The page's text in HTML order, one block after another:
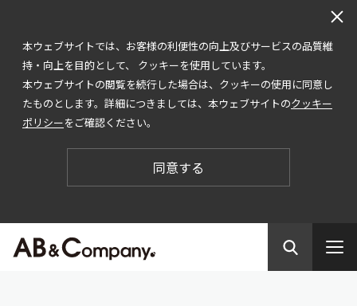
本ウェブサイトでは、お客様の利便性の向上及びサービスの品質維
持・向上を目的として、 クッキーを使用しています。
本ウェブサイトの閲覧を続行した場合は、クッキーの使用に同意し
たものとします。詳細につきましては、本ウェブサイトのクッキー
ポリシーをご確認ください。
同意する